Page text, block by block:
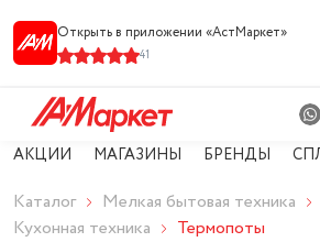
Открыть в приложении «АстМарке‪т‬»
41
АКЦИИ МАГАЗИНЫ БРЕНДЫ
Каталог
Мелкая бытовая техника
Кухонная техника
Термопоты